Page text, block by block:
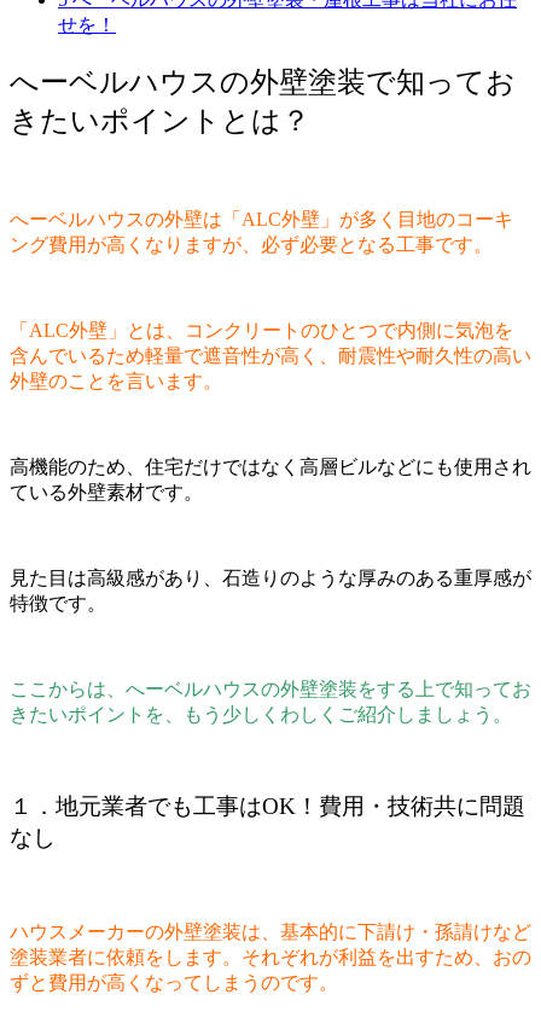
せを！
へーベルハウスの外壁塗装で知ってお
きたいポイントとは？
へーベルハウスの外壁は「ALC外壁」が多く目地のコーキ
ング費用が高くなりますが、必ず必要となる工事です。
「ALC外壁」とは、コンクリートのひとつで内側に気泡を
含んでいるため軽量で遮音性が高く、耐震性や耐久性の高い
外壁のことを言います。
高機能のため、住宅だけではなく高層ビルなどにも使用され
ている外壁素材です。
見た目は高級感があり、石造りのような厚みのある重厚感が
特徴です。
ここからは、へーベルハウスの外壁塗装をする上で知ってお
きたいポイントを、もう少しくわしくご紹介しましょう。
１．地元業者でも工事はOK！費用・技術共に問題
なし
ハウスメーカーの外壁塗装は、基本的に下請け・孫請けなど
塗装業者に依頼をします。それぞれが利益を出すため、おの
ずと費用が高くなってしまうのです。